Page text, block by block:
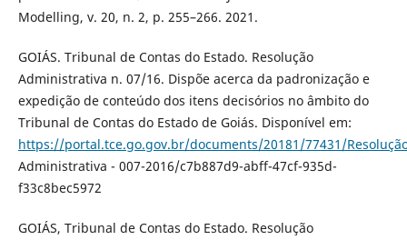
Modelling, v. 20, n. 2, p. 255–266. 2021.
GOIÁS. Tribunal de Contas do Estado. Resolução
Administrativa n. 07/16. Dispõe acerca da padronização e
expedição de conteúdo dos itens decisórios no âmbito do
Tribunal de Contas do Estado de Goiás. Disponível em:
https://portal.tce.go.gov.br/documents/20181/77431/
Administrativa - 007-2016/c7b887d9-abff-47cf-935d-
f33c8bec5972
GOIÁS, Tribunal de Contas do Estado. Resolução